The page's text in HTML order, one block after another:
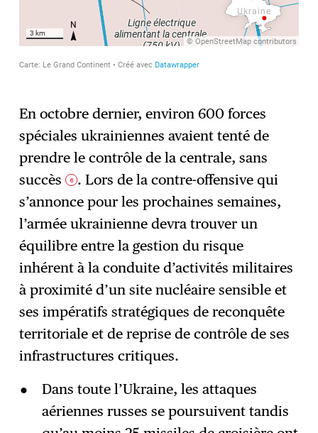
En octobre dernier, environ 600 forces
spéciales ukrainiennes avaient tenté de
prendre le contrôle de la centrale, sans
succès 6 . Lors de la contre-offensive qui
s’annonce pour les prochaines semaines,
l’armée ukrainienne devra trouver un
équilibre entre la gestion du risque
inhérent à la conduite d’activités militaires
à proximité d’un site nucléaire sensible et
ses impératifs stratégiques de reconquête
territoriale et de reprise de contrôle de ses
infrastructures critiques.
Dans toute l’Ukraine, les attaques
aériennes russes se poursuivent tandis